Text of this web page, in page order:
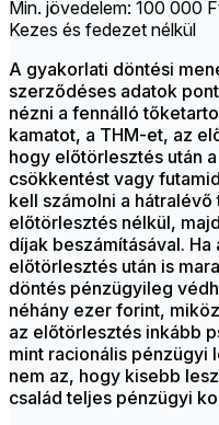
Min. jövedelem: 100 000
Kezes és fedezet nélkül
A gyakorlati döntési
szerződéses adatok
nézni a fennálló
kamatot, a THM-et, az
hogy előtörlesztés után
csökkentést vagy
kell számolni a
előtörlesztés nélkül,
díjak beszámításával.
előtörlesztés után is
döntés pénzügyileg
néhány ezer forint,
az előtörlesztés inkább
mint racionális pénzügyi
nem az, hogy kisebb
család teljes pénzügyi